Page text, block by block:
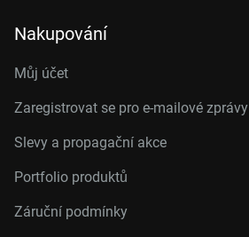
Nakupování
Můj účet
Zaregistrovat se pro e-mailové zprávy
Slevy a propagační akce
Portfolio produktů
Záruční podmínky